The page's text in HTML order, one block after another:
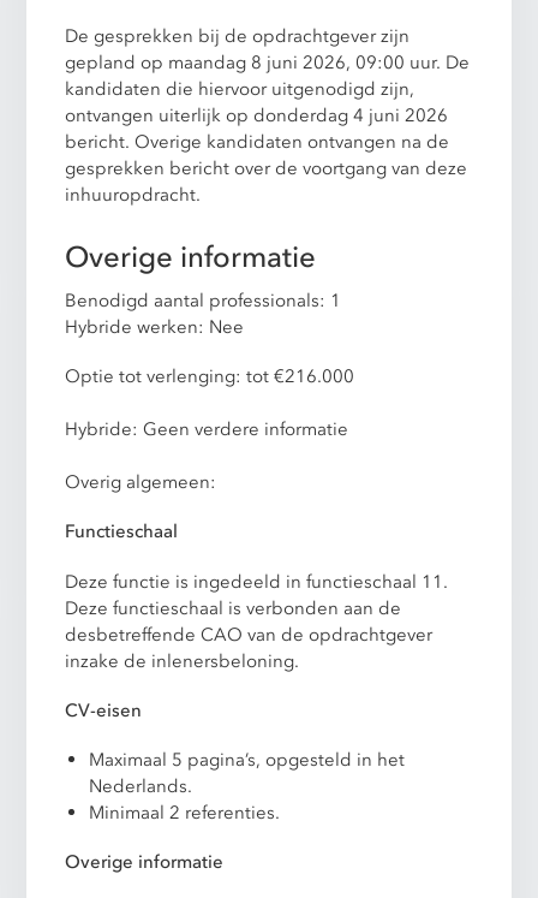
De gesprekken bij de opdrachtgever zijn
gepland op maandag 8 juni 2026, 09:00 uur. De
kandidaten die hiervoor uitgenodigd zijn,
ontvangen uiterlijk op donderdag 4 juni 2026
bericht. Overige kandidaten ontvangen na de
gesprekken bericht over de voortgang van deze
inhuuropdracht.
Overige informatie
Benodigd aantal professionals: 1
Hybride werken: Nee
Optie tot verlenging: tot €216.000
Hybride: Geen verdere informatie
Overig algemeen:
Functieschaal
Deze functie is ingedeeld in functieschaal 11.
Deze functieschaal is verbonden aan de
desbetreffende CAO van de opdrachtgever
inzake de inlenersbeloning.
CV-eisen
Maximaal 5 pagina’s, opgesteld in het
Nederlands.
Minimaal 2 referenties.
Overige informatie